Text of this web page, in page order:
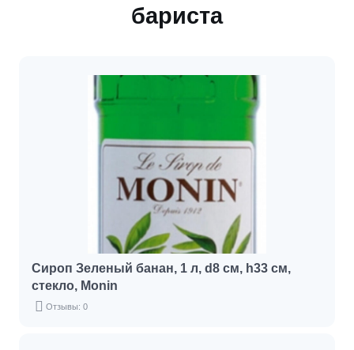
бариста
Сироп Зеленый банан, 1 л, d8 см, h33 см,
стекло, Monin
Отзывы: 0